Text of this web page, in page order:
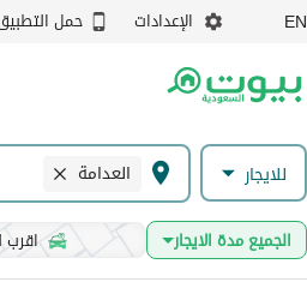
EN الإعدادات حمل
للايجار العدامة
الجميع مدة الايجار